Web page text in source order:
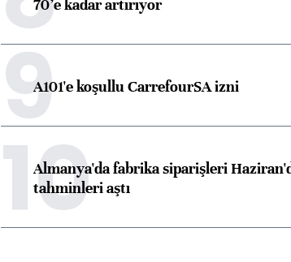
70’e kadar artırıyor
9A101'e koşullu CarrefourSA izni
10
Almanya'da fabrika siparişleri
tahminleri aştı